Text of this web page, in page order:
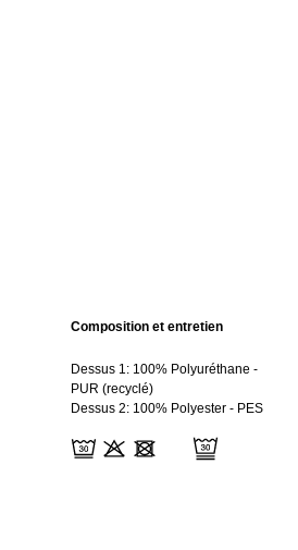
Composition et entretien
Dessus 1: 100% Polyuréthane -
PUR (recyclé)
Dessus 2: 100% Polyester - PES